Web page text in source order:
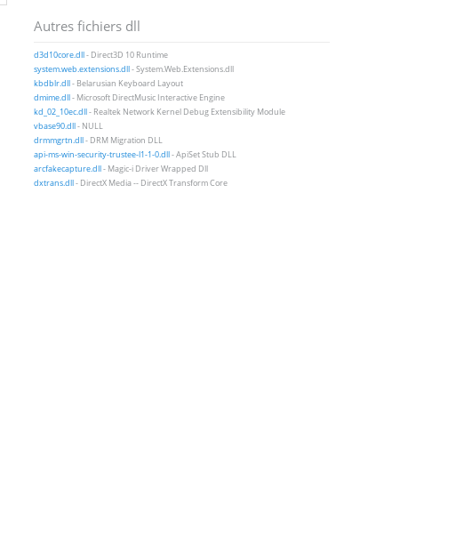
Autres fichiers dll
d3d10core.dll- Direct3D 10 Runtime
system.web.extensions.dll- System.Web.Extensions.dll
kbdblr.dll- Belarusian Keyboard Layout
dmime.dll- Microsoft DirectMusic Interactive Engine
kd_02_10ec.dll- Realtek Network Kernel Debug Extensibility Module
vbase90.dll- NULL
drmmgrtn.dll- DRM Migration DLL
api-ms-win-security-trustee-l1-1-0.dll- ApiSet Stub DLL
arcfakecapture.dll- Magic-i Driver Wrapped Dll
dxtrans.dll- DirectX Media -- DirectX Transform Core